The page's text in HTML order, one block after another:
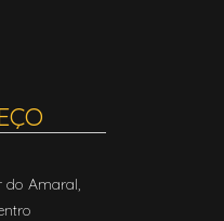
do Amaral,